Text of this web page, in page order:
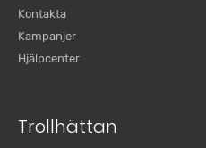
Kontakta
Kampanjer
Hjälpcenter
Trollhättan